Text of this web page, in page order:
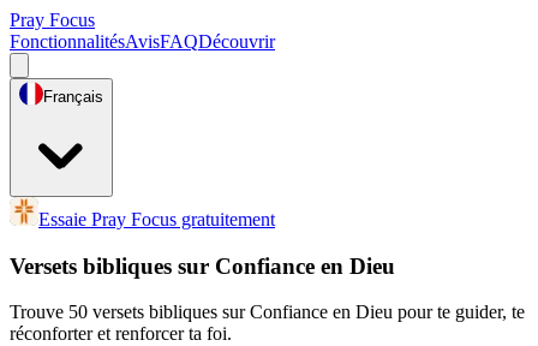
Pray Focus
FonctionnalitésAvisFAQDécouvrir
Français
Essaie Pray Focus gratuitement
Versets bibliques sur Confiance en Dieu
Trouve 50 versets bibliques sur Confiance en Dieu pour te guider, te
réconforter et renforcer ta foi.